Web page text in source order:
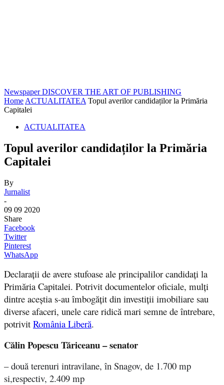
Newspaper DISCOVER THE ART OF PUBLISHING
Home ACTUALITATEA Topul averilor candidaților la Primăria
Capitalei
ACTUALITATEA
Topul averilor candidaților la Primăria
Capitalei
By
Jurnalist
-
09 09 2020
Share
Facebook
Twitter
Pinterest
WhatsApp
Declarații de avere stufoase ale principalilor candidați la
Primăria Capitalei. Potrivit documentelor oficiale, mulți
dintre aceștia s-au îmbogățit din investiții imobiliare sau
diverse afaceri, unele care ridică mari semne de întrebare,
potrivit România Liberă.
Călin Popescu Tăriceanu –senator
–două terenuri intravilane, în Snagov, de 1.700 mp
si,respectiv, 2.409 mp